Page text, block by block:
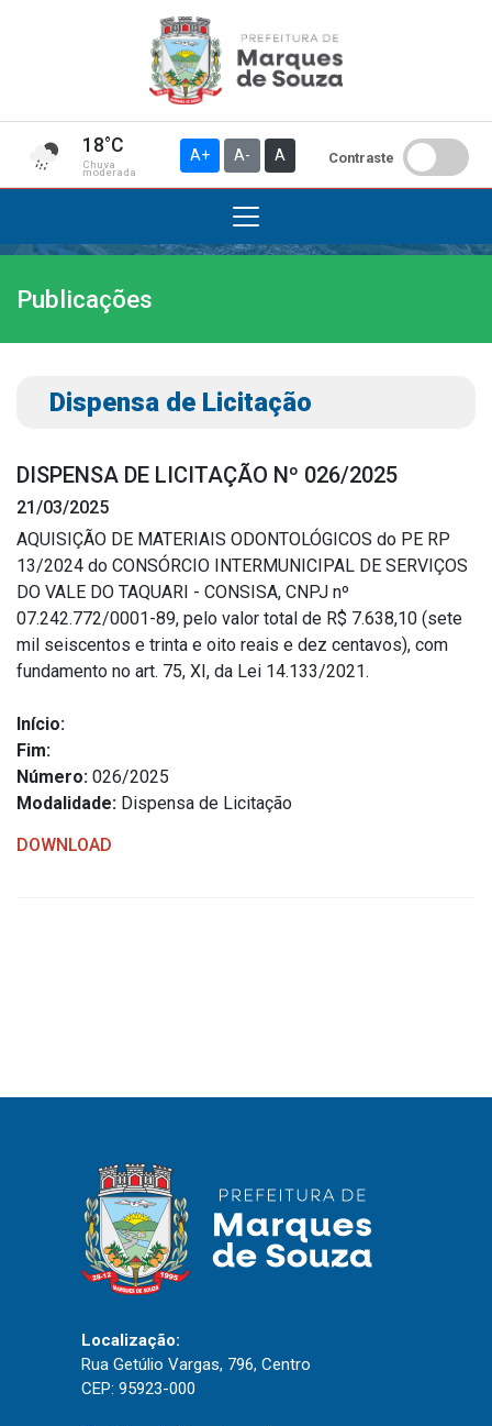
18°C
Chuva
moderada
A+ A- A Contraste
Institucional
A Prefeitura
Gabinete do Vice-prefeito
Símbolos Oficiais
Estrutura Organizacional
Secretarias
Administração
Agricultura e Meio Ambiente
Assistência Social
Educação, Cultura, Desporto e Turismo
Saúde
Publicações
Diário Oficial (Até 30/04)
Recursos Humanos
Publicações
Dispensa de Licitação
DISPENSA DE LICITAÇÃO Nº 026/2025
21/03/2025
AQUISIÇÃO DE MATERIAIS ODONTOLÓGICOS do PE RP
13/2024 do CONSÓRCIO INTERMUNICIPAL DE SERVIÇOS
DO VALE DO TAQUARI - CONSISA, CNPJ nº
07.242.772/0001-89, pelo valor total de R$ 7.638,10 (sete
mil seiscentos e trinta e oito reais e dez centavos), com
fundamento no art. 75, XI, da Lei 14.133/2021.
Início:
Fim:
Número: 026/2025
Modalidade: Dispensa de Licitação
DOWNLOAD
Localização:
Rua Getúlio Vargas, 796, Centro
CEP: 95923-000